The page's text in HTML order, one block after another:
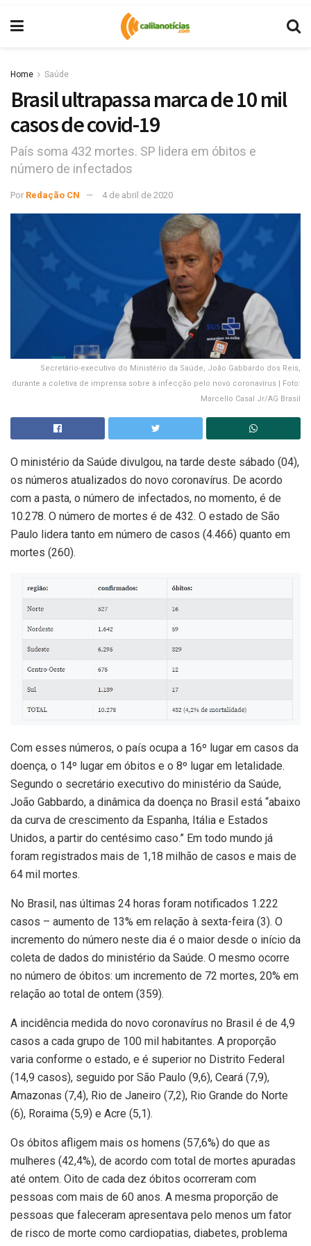
Home Saúde
Brasil ultrapassa marca de 10 mil
casos de covid-19
País soma 432 mortes. SP lidera em óbitos e
número de infectados
Por Redação CN 4 de abril de 2020
Secretário-executivo do Ministério da Saúde, João Gabbardo dos Reis,
durante a coletiva de imprensa sobre à infecção pelo novo coronavírus | Foto:
Marcello Casal Jr/AG Brasil
O ministério da Saúde divulgou, na tarde deste sábado (04),
os números atualizados do novo coronavírus. De acordo
com a pasta, o número de infectados, no momento, é de
10.278. O número de mortes é de 432. O estado de São
Paulo lidera tanto em número de casos (4.466) quanto em
mortes (260).
Com esses números, o país ocupa a 16º lugar em casos da
doença, o 14º lugar em óbitos e o 8º lugar em letalidade.
Segundo o secretário executivo do ministério da Saúde,
João Gabbardo, a dinâmica da doença no Brasil está “abaixo
da curva de crescimento da Espanha, Itália e Estados
Unidos, a partir do centésimo caso.” Em todo mundo já
foram registrados mais de 1,18 milhão de casos e mais de
64 mil mortes.
No Brasil, nas últimas 24 horas foram notificados 1.222
casos – aumento de 13% em relação à sexta-feira (3). O
incremento do número neste dia é o maior desde o início da
coleta de dados do ministério da Saúde. O mesmo ocorre
no número de óbitos: um incremento de 72 mortes, 20% em
relação ao total de ontem (359).
A incidência medida do novo coronavírus no Brasil é de 4,9
casos a cada grupo de 100 mil habitantes. A proporção
varia conforme o estado, e é superior no Distrito Federal
(14,9 casos), seguido por São Paulo (9,6), Ceará (7,9),
Amazonas (7,4), Rio de Janeiro (7,2), Rio Grande do Norte
(6), Roraima (5,9) e Acre (5,1).
Os óbitos afligem mais os homens (57,6%) do que as
mulheres (42,4%), de acordo com total de mortes apuradas
até ontem. Oito de cada dez óbitos ocorreram com
pessoas com mais de 60 anos. A mesma proporção de
pessoas que faleceram apresentava pelo menos um fator
de risco de morte como cardiopatias, diabetes, problema